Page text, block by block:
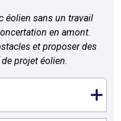
éolien sans un travail
en amont.
et proposer des
projet éolien.